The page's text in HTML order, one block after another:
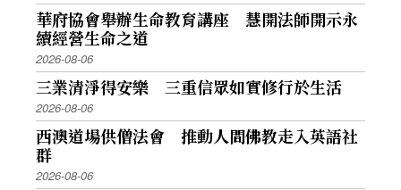
華府協會舉辦生命教育講座 慧開法師開示永
續經營生命之道
2026-08-06
三業清淨得安樂 三重信眾如實修行於生活
2026-08-06
西澳道場供僧法會 推動人間佛教走入英語社
群
2026-08-06